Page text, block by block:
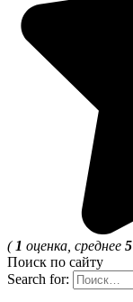
( 1 оценка, среднее 5
Поиск по сайту
Search for: